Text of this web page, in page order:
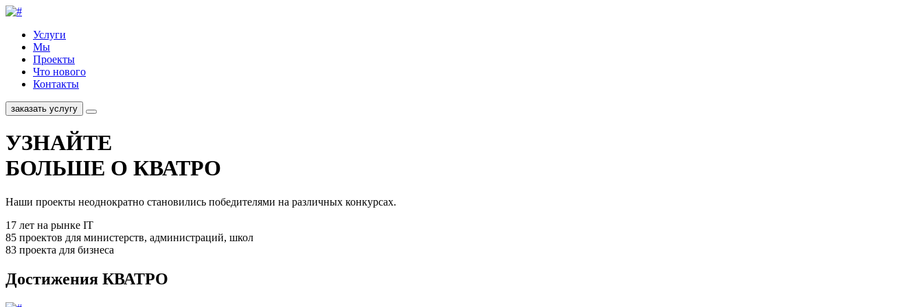
Услуги
Мы
Проекты
Что нового
Контакты
заказать услугу
УЗНАЙТЕ
БОЛЬШЕ О КВАТРО
Наши проекты неоднократно становились победителями на различных конкурсах.
17 лет на рынке IT
85 проектов для министерств, администраций, школ
83 проекта для бизнеса
Достижения КВАТРО